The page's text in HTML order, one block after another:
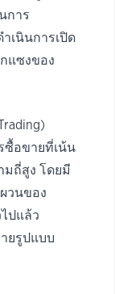
การ
เนินการเปิด
แซงของ
ซื้อขายที่เน้น
มถี่สูง โดยมี
วนของ
ปแล้ว
ยรูปแบบ